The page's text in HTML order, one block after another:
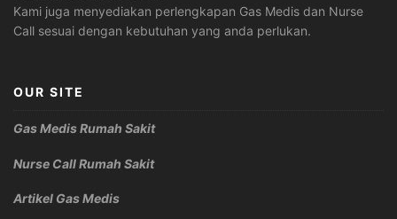
Kami juga menyediakan perlengkapan Gas Medis dan Nurse
Call sesuai dengan kebutuhan yang anda perlukan.
OUR SITE
Gas Medis Rumah Sakit
Nurse Call Rumah Sakit
Artikel Gas Medis